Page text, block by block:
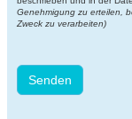
Genehmigung zu erteilen,
Zweck zu verarbeiten)
Senden